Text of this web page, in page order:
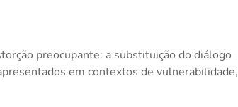
preocupante: a substituição do diálogo
em contextos de vulnerabilidade,